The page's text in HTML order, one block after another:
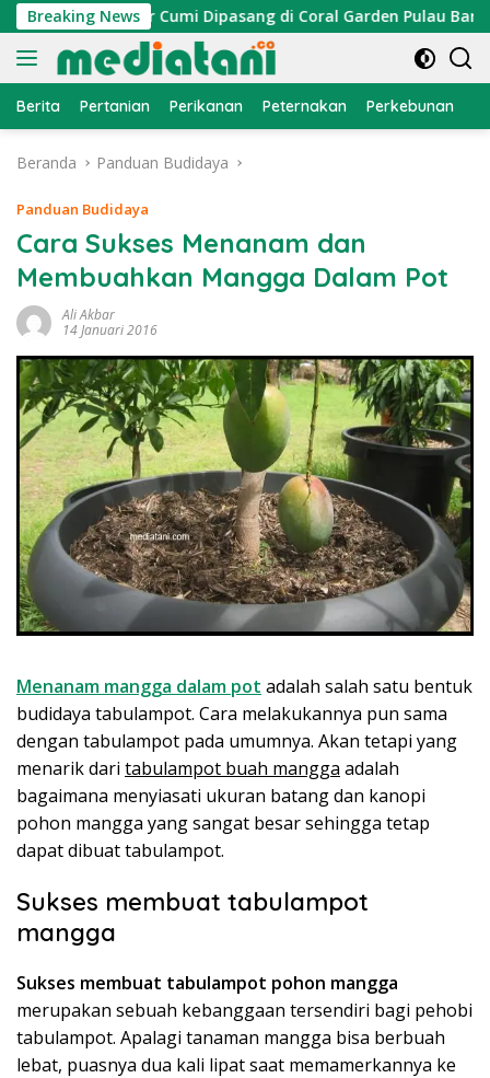
Langsung
ke
konten
Breaking News
Atraktor Cumi Dipasang di Coral Garden Pulau Barrang
Berita Pertanian Perikanan Peternakan Perkebunan
Beranda Panduan Budidaya
Panduan Budidaya
Cara Sukses Menanam dan
Membuahkan Mangga Dalam Pot
Ali Akbar
14 Januari 2016
Menanam mangga dalam pot adalah salah satu bentuk
budidaya tabulampot. Cara melakukannya pun sama
dengan tabulampot pada umumnya. Akan tetapi yang
menarik dari tabulampot buah mangga adalah
bagaimana menyiasati ukuran batang dan kanopi
pohon mangga yang sangat besar sehingga tetap
dapat dibuat tabulampot.
Sukses membuat tabulampot
mangga
Sukses membuat tabulampot pohon mangga
merupakan sebuah kebanggaan tersendiri bagi pehobi
tabulampot. Apalagi tanaman mangga bisa berbuah
lebat, puasnya dua kali lipat saat memamerkannya ke